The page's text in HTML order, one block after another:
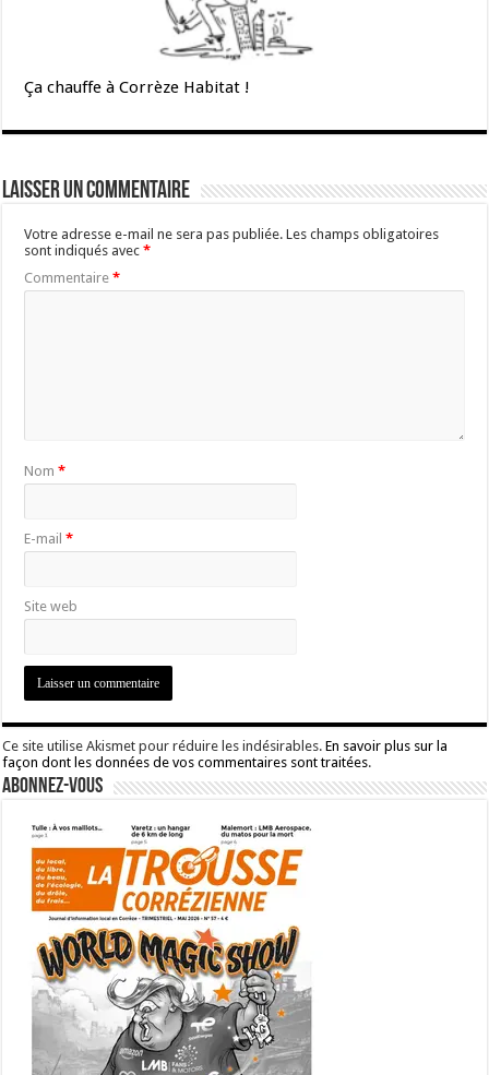
Ça chauffe à Corrèze Habitat !
Laisser un commentaire
Votre adresse e-mail ne sera pas publiée. Les champs obligatoires
sont indiqués avec*
Commentaire*
Nom*
E-mail*
Site web
Ce site utilise Akismet pour réduire les indésirables.En savoir plus sur la
façon dont les données de vos commentaires sont traitées.
Abonnez-vous